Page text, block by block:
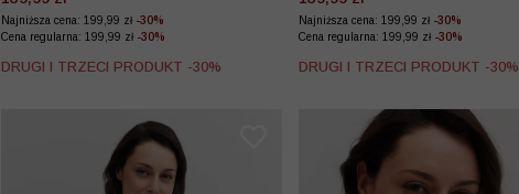
Najniższa cena: 199,99 zł -30%
Cena regularna: 199,99 zł -30%
DRUGI I TRZECI PRODUKT -30%
Najniższa cena: 199,99 zł -30%
Cena regularna: 199,99 zł -30%
DRUGI I TRZECI PRODUKT -30%